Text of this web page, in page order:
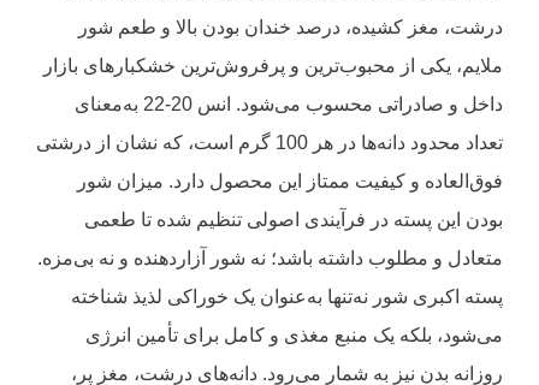
درشت، مغز کشیده، درصد خندان بودن بالا و طعم شور
ملایم، یکی از محبوب‌ترین و پرفروش‌ترین خشکبارهای بازار
داخل و صادراتی محسوب می‌شود. انس 20-22 به‌معنای
تعداد محدود دانه‌ها در هر 100 گرم است، که نشان از درشتی
فوق‌العاده و کیفیت ممتاز این محصول دارد. میزان شور
بودن این پسته در فرآیندی اصولی تنظیم شده تا طعمی
متعادل و مطلوب داشته باشد؛ نه شور آزاردهنده و نه بی‌مزه.
پسته اکبری شور نه‌تنها به‌عنوان یک خوراکی لذیذ شناخته
می‌شود، بلکه یک منبع مغذی و کامل برای تأمین انرژی
روزانه بدن نیز به شمار می‌رود. دانه‌های درشت، مغز پر،